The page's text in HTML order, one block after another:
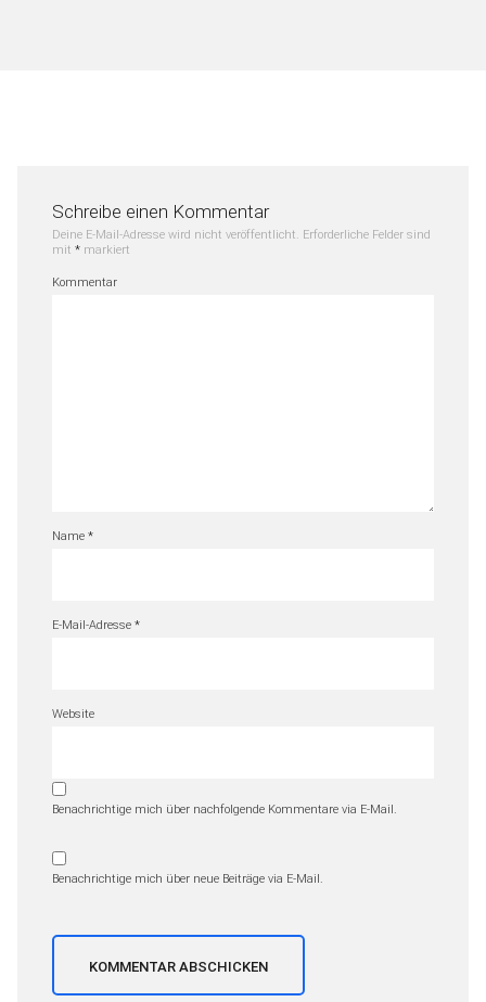
Schreibe einen Kommentar
Deine E-Mail-Adresse wird nicht veröffentlicht. Erforderliche Felder sind
mit * markiert
Kommentar
Name *
E-Mail-Adresse *
Website
Benachrichtige mich über nachfolgende Kommentare via E-Mail.
Benachrichtige mich über neue Beiträge via E-Mail.